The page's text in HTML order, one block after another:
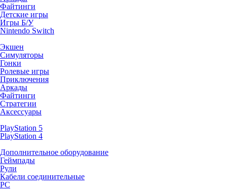
Файтинги
Детские игры
Игры Б/У
Nintendo Switch
Экшен
Симуляторы
Гонки
Ролевые игры
Приключения
Аркады
Файтинги
Стратегии
Аксессуары
PlayStation 5
PlayStation 4
Дополнительное оборудование
Геймпады
Рули
Кабели соединительные
PC